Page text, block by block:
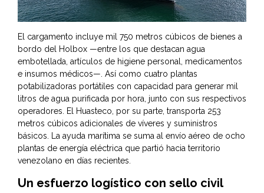
El cargamento incluye mil 750 metros cúbicos de bienes a
bordo del Holbox —entre los que destacan agua
embotellada, artículos de higiene personal, medicamentos
e insumos médicos—. Así como cuatro plantas
potabilizadoras portátiles con capacidad para generar mil
litros de agua purificada por hora, junto con sus respectivos
operadores. El Huasteco, por su parte, transporta 253
metros cúbicos adicionales de víveres y suministros
básicos. La ayuda marítima se suma al envío aéreo de ocho
plantas de energía eléctrica que partió hacia territorio
venezolano en días recientes.
Un esfuerzo logístico con sello civil